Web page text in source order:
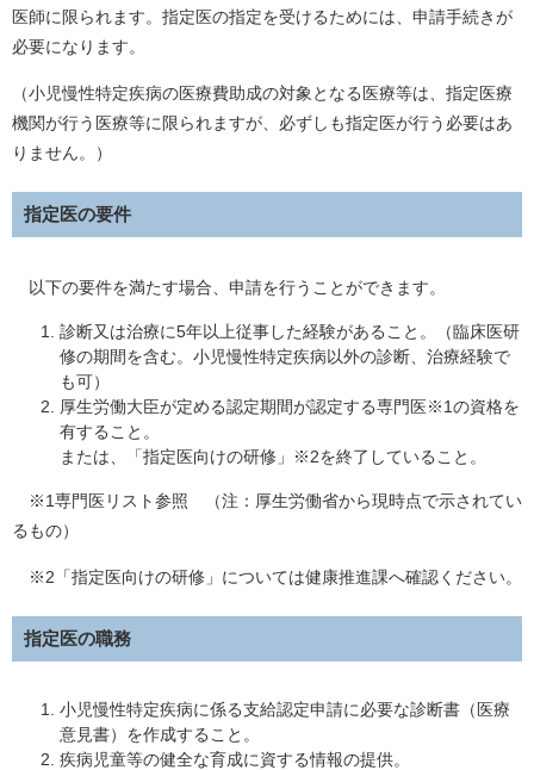
医師に限られます。指定医の指定を受けるためには、申請手続きが
必要になります。
（小児慢性特定疾病の医療費助成の対象となる医療等は、指定医療
機関が行う医療等に限られますが、必ずしも指定医が行う必要はあ
りません。）
指定医の要件
以下の要件を満たす場合、申請を行うことができます。
診断又は治療に5年以上従事した経験があること。（臨床医研
修の期間を含む。小児慢性特定疾病以外の診断、治療経験で
も可）
厚生労働大臣が定める認定期間が認定する専門医※1の資格を
有すること。
または、「指定医向けの研修」※2を終了していること。
※1専門医リスト参照 （注：厚生労働省から現時点で示されてい
るもの）
※2「指定医向けの研修」については健康推進課へ確認ください。
指定医の職務
小児慢性特定疾病に係る支給認定申請に必要な診断書（医療
意見書）を作成すること。
疾病児童等の健全な育成に資する情報の提供。